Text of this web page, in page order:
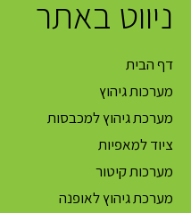
ניווט באתר
דף הבית
מערכות גיהוץ
מערכת גיהוץ למכבסות
ציוד למאפיות
מערכות קיטור
מערכת גיהוץ לאופנה